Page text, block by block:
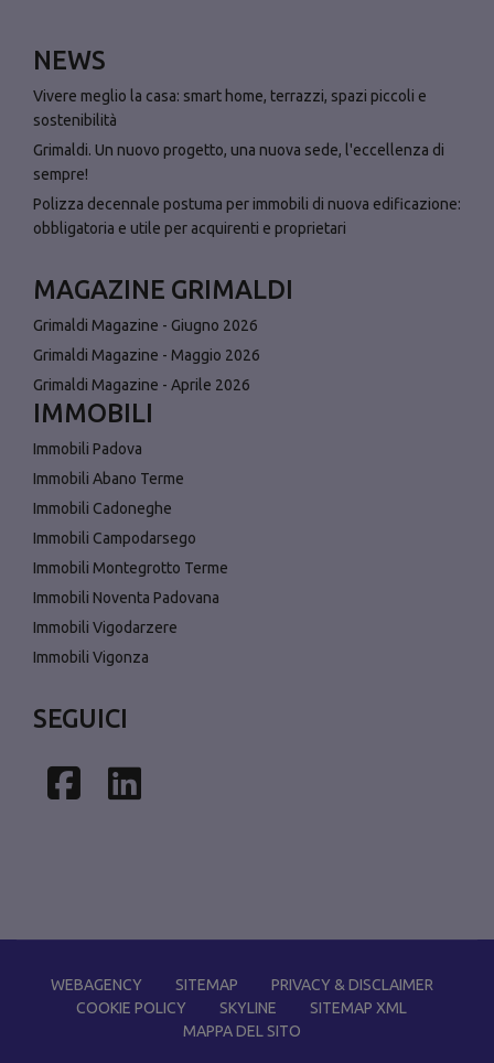
NEWS
Vivere meglio la casa: smart home, terrazzi, spazi piccoli e
sostenibilità
Grimaldi. Un nuovo progetto, una nuova sede, l'eccellenza di
sempre!
Polizza decennale postuma per immobili di nuova edificazione:
obbligatoria e utile per acquirenti e proprietari
MAGAZINE GRIMALDI
Grimaldi Magazine - Giugno 2026
Grimaldi Magazine - Maggio 2026
Grimaldi Magazine - Aprile 2026
IMMOBILI
Immobili Padova
Immobili Abano Terme
Immobili Cadoneghe
Immobili Campodarsego
Immobili Montegrotto Terme
Immobili Noventa Padovana
Immobili Vigodarzere
Immobili Vigonza
SEGUICI
Facebook
Linkedin
WEBAGENCY SITEMAP
PRIVACY & DISCLAIMER
COOKIE POLICY
SKYLINE
SITEMAP XML
MAPPA DEL SITO